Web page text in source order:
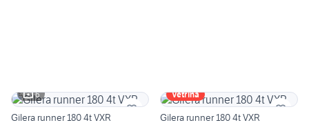
6
Gilera runner 180 4t VXR
Vetrina
Gilera runner 180 4t VXR